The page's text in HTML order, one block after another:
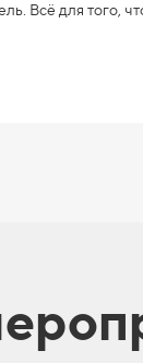
Всё для того,